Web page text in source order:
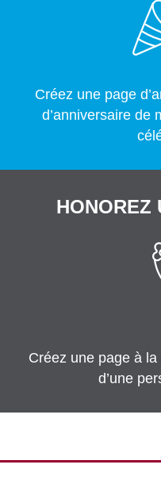
Créez une page
d’anniversaire de
HONOREZ
Créez une page à la
d’une